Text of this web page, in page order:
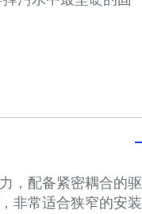
，配备紧密耦合的驱
非常适合狭窄的安装